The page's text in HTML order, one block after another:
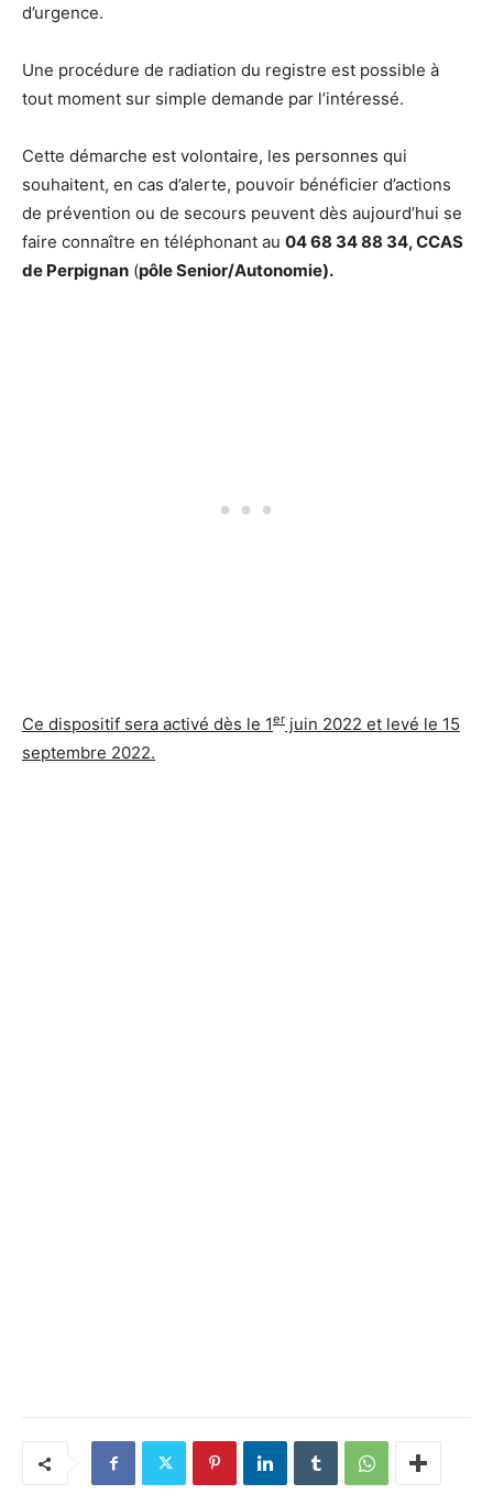
d’urgence.
Une procédure de radiation du registre est possible à
tout moment sur simple demande par l’intéressé.
Cette démarche est volontaire, les personnes qui
souhaitent, en cas d’alerte, pouvoir bénéficier d’actions
de prévention ou de secours peuvent dès aujourd’hui se
faire connaître en téléphonant au 04 68 34 88 34, CCAS
de Perpignan (pôle Senior/Autonomie).
Ce dispositif sera activé dès le 1er juin 2022 et levé le 15
septembre 2022.